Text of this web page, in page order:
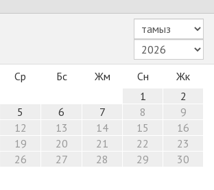
Ср Бс Жм Сн
Жк
1
2
5 6 7 8
9
12 13 14 15
16
19 20 21 22
23
26 27 28 29
30